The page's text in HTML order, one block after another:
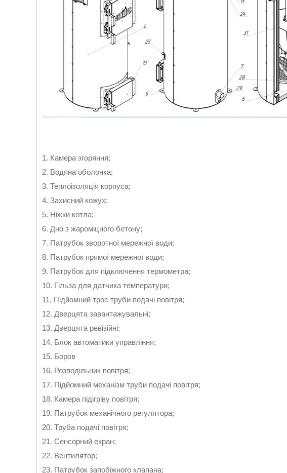
1. Камера згоряння;
2. Водяна оболонка;
3. Теплоізоляція корпуса;
4. Захисний кожух;
5. Ніжки котла;
6. Дно з жароміцного бетону;
7. Патрубок зворотної мережної води;
8. Патрубок прямої мережної води;
9. Патрубок для підключення термометра;
10. Гільза для датчика температури;
11. Підйомний трос труби подачі повітря;
12. Дверцята завантажувальні;
13. Дверцята ревізійні;
14. Блок автоматики управління;
15. Боров
16. Розподільник повітря;
17. Підйомний механізм труби подачі повітря;
18. Камера підігріву повітря;
19. Патрубок механічного регулятора;
20. Труба подачі повітря;
21. Сенсорний екран;
22. Вентилятор;
23. Патрубок запобіжного клапана;